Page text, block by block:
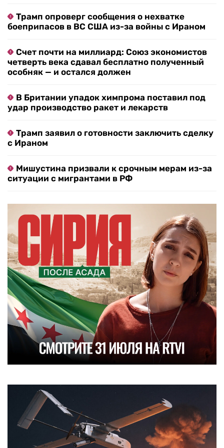
Трамп опроверг сообщения о нехватке
боеприпасов в ВС США из-за войны с Ираном
Счет почти на миллиард: Союз экономистов
четверть века сдавал бесплатно полученный
особняк — и остался должен
В Британии упадок химпрома поставил под
удар производство ракет и лекарств
Трамп заявил о готовности заключить сделку
с Ираном
Мишустина призвали к срочным мерам из-за
ситуации с мигрантами в РФ